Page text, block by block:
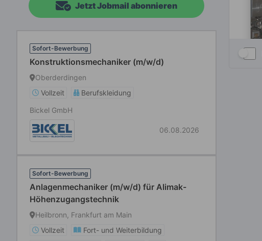
Jetzt Jobmail abonnieren
Sofort-Bewerbung
Konstruktionsmechaniker (m/w/d)
Oberderdingen
Vollzeit
Berufskleidung
Bickel GmbH
06.08.2026
Sofort-Bewerbung
Anlagenmechaniker (m/w/d) für Alimak-
Höhenzugangstechnik
Heilbronn, Frankfurt am Main
Vollzeit
Fort- und Weiterbildung